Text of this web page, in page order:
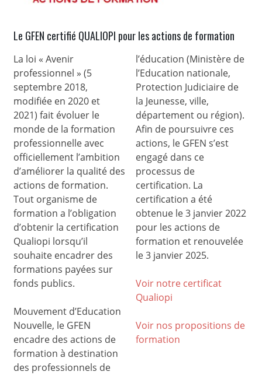
Le GFEN certifié QUALIOPI pour les actions de formation
La loi « Avenir
professionnel » (5
septembre 2018,
modifiée en 2020 et
2021) fait évoluer le
monde de la formation
professionnelle avec
officiellement l’ambition
d’améliorer la qualité des
actions de formation.
Tout organisme de
formation a l’obligation
d’obtenir la certification
Qualiopi lorsqu’il
souhaite encadrer des
formations payées sur
fonds publics.
Mouvement d’Education
Nouvelle, le GFEN
encadre des actions de
formation à destination
des professionnels de
l’éducation (Ministère de
l’Education nationale,
Protection Judiciaire de
la Jeunesse, ville,
département ou région).
Afin de poursuivre ces
actions, le GFEN s’est
engagé dans ce
processus de
certification. La
certification a été
obtenue le 3 janvier 2022
pour les actions de
formation et renouvelée
le 3 janvier 2025.
Voir notre certificat
Qualiopi
Voir nos propositions de
formation